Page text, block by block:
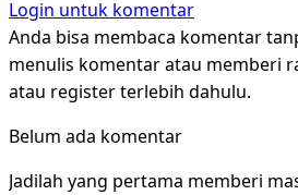
Login untuk komentar
Anda bisa membaca komentar
menulis komentar atau memberi
atau register terlebih dahulu.
Belum ada komentar
Jadilah yang pertama memberi